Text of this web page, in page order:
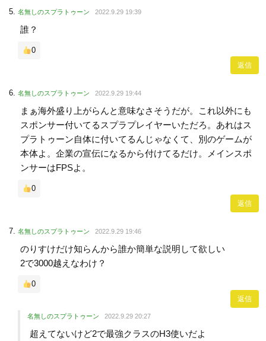
名無しのスプラトゥーン 2022.9.29 19:39
誰？
0
返信
名無しのスプラトゥーン 2022.9.29 19:44
まぁ海外盛り上がらんと意味なさそうだが。これ以外にも
スポンサー付いてるスプラプレイヤーいただろ。あれはス
プラトゥーン自体に付いてるんじゃなくて、別のゲームが
本体よ。企業の宣伝になるから付けてるだけ。メインスポ
ンサーはFPSよ。
0
返信
名無しのスプラトゥーン 2022.9.29 19:46
のりすけだけ知らんから誰か簡単な説明して欲しい
2で3000越えなわけ？
0
返信
名無しのスプラトゥーン 2022.9.29 20:27
超えてないけど2で最強クラスのH3使いだよ